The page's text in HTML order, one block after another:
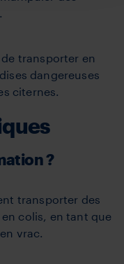
transporter en
dangereuses
citernes.
?
transporter des
colis, en tant que
vrac.